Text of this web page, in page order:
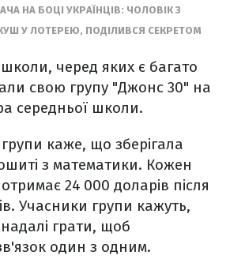
НА БОЦІ УКРАЇНЦІВ: ЧОЛОВІК З
У ЛОТЕРЕЮ, ПОДІЛИВСЯ СЕКРЕТОМ
черед яких є багато
свою групу "Джонс 30" на
середньої школи.
каже, що зберігала
з математики. Кожен
24 000 доларів після
Учасники групи кажуть,
грати, щоб
один з одним.